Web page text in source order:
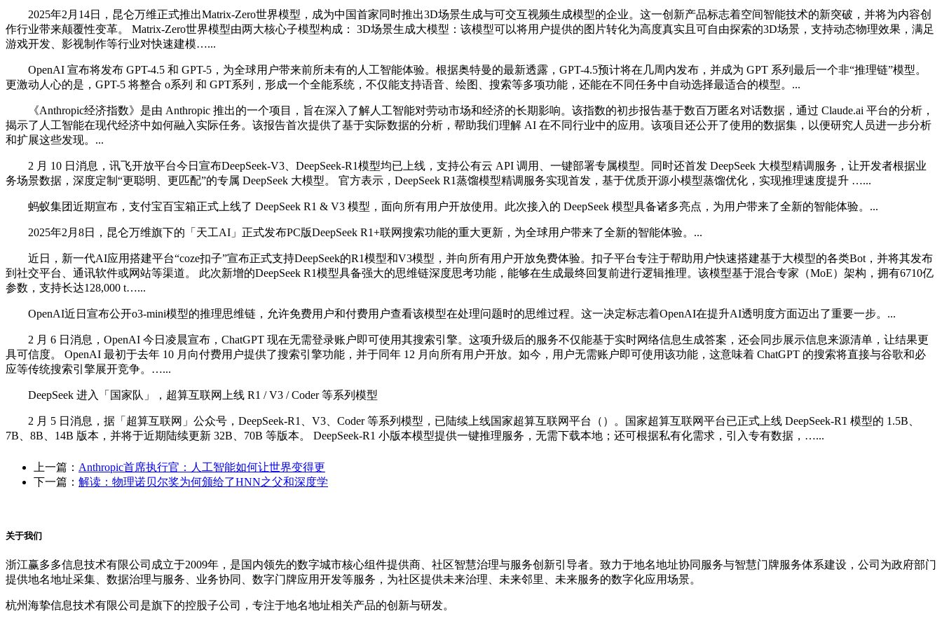
2025年2月14日，昆仑万维正式推出Matrix-Zero世界模型，成为中国首家同时推出3D场景生成与可交互视频生成模型的企业。这一创新产品标志着空间智能技术的新突破，并将为内容创
作行业带来颠覆性变革。 Matrix-Zero世界模型由两大核心子模型构成： 3D场景生成大模型：该模型可以将用户提供的图片转化为高度真实且可自由探索的3D场景，支持动态物理效果，满足
游戏开发、影视制作等行业对快速建模…...
OpenAI 宣布将发布 GPT-4.5 和 GPT-5，为全球用户带来前所未有的人工智能体验。根据奥特曼的最新透露，GPT-4.5预计将在几周内发布，并成为 GPT 系列最后一个非“推理链”模型。
更激动人心的是，GPT-5 将整合 o系列 和 GPT系列，形成一个全能系统，不仅能支持语音、绘图、搜索等多项功能，还能在不同任务中自动选择最适合的模型。...
《Anthropic经济指数》是由 Anthropic 推出的一个项目，旨在深入了解人工智能对劳动市场和经济的长期影响。该指数的初步报告基于数百万匿名对话数据，通过 Claude.ai 平台的分析，
揭示了人工智能在现代经济中如何融入实际任务。该报告首次提供了基于实际数据的分析，帮助我们理解 AI 在不同行业中的应用。该项目还公开了使用的数据集，以便研究人员进一步分析
和扩展这些发现。...
2 月 10 日消息，讯飞开放平台今日宣布DeepSeek-V3、DeepSeek-R1模型均已上线，支持公有云 API 调用、一键部署专属模型。同时还首发 DeepSeek 大模型精调服务，让开发者根据业
务场景数据，深度定制“更聪明、更匹配”的专属 DeepSeek 大模型。 官方表示，DeepSeek R1蒸馏模型精调服务实现首发，基于优质开源小模型蒸馏优化，实现推理速度提升 …...
蚂蚁集团近期宣布，支付宝百宝箱正式上线了 DeepSeek R1 & V3 模型，面向所有用户开放使用。此次接入的 DeepSeek 模型具备诸多亮点，为用户带来了全新的智能体验。...
2025年2月8日，昆仑万维旗下的「天工AI」正式发布PC版DeepSeek R1+联网搜索功能的重大更新，为全球用户带来了全新的智能体验。...
近日，新一代AI应用搭建平台“coze扣子”宣布正式支持DeepSeek的R1模型和V3模型，并向所有用户开放免费体验。扣子平台专注于帮助用户快速搭建基于大模型的各类Bot，并将其发布
到社交平台、通讯软件或网站等渠道。 此次新增的DeepSeek R1模型具备强大的思维链深度思考功能，能够在生成最终回复前进行逻辑推理。该模型基于混合专家（MoE）架构，拥有6710亿
参数，支持长达128,000 t…...
OpenAI近日宣布公开o3-mini模型的推理思维链，允许免费用户和付费用户查看该模型在处理问题时的思维过程。这一决定标志着OpenAI在提升AI透明度方面迈出了重要一步。...
2 月 6 日消息，OpenAI 今日凌晨宣布，ChatGPT 现在无需登录账户即可使用其搜索引擎。这项升级后的服务不仅能基于实时网络信息生成答案，还会同步展示信息来源清单，让结果更
具可信度。 OpenAI 最初于去年 10 月向付费用户提供了搜索引擎功能，并于同年 12 月向所有用户开放。如今，用户无需账户即可使用该功能，这意味着 ChatGPT 的搜索将直接与谷歌和必
应等传统搜索引擎展开竞争。…...
DeepSeek 进入「国家队」，超算互联网上线 R1 / V3 / Coder 等系列模型
2 月 5 日消息，据「超算互联网」公众号，DeepSeek-R1、V3、Coder 等系列模型，已陆续上线国家超算互联网平台（）。国家超算互联网平台已正式上线 DeepSeek-R1 模型的 1.5B、
7B、8B、14B 版本，并将于近期陆续更新 32B、70B 等版本。 DeepSeek-R1 小版本模型提供一键推理服务，无需下载本地；还可根据私有化需求，引入专有数据，…...
上一篇： Anthropic首席执行官：人工智能如何让世界变得更
下一篇： 解读：物理诺贝尔奖为何颁给了HNN之父和深度学
关于我们
浙江赢多多信息技术有限公司成立于2009年，是国内领先的数字城市核心组件提供商、社区智慧治理与服务创新引导者。致力于地名地址协同服务与智慧门牌服务体系建设，公司为政府部门
提供地名地址采集、数据治理与服务、业务协同、数字门牌应用开发等服务，为社区提供未来治理、未来邻里、未来服务的数字化应用场景。
杭州海挚信息技术有限公司是旗下的控股子公司，专注于地名地址相关产品的创新与研发。